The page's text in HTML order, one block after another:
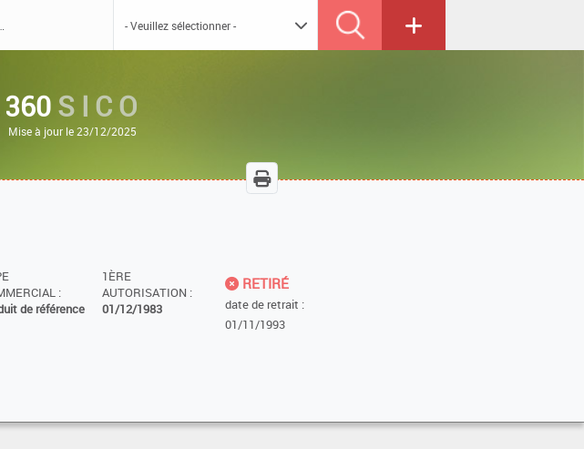
S I C O
Mise à jour le 23/12/2025
:
de référence
1ÈRE
AUTORISATION :
01/12/1983
RETIRÉ
date de retrait :
01/11/1993